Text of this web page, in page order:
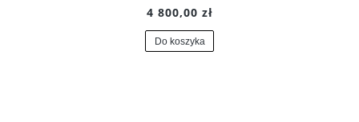
4 800,00 zł
Do koszyka